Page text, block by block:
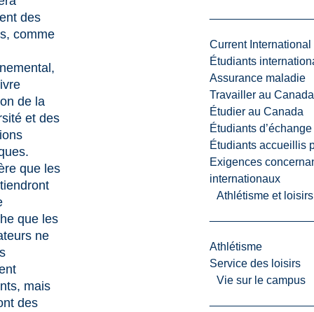
Current International
Étudiants
Assurance maladie
Travailler au Canada
Étudier au Canada
Étudiants
Étudiants accueillis
Exigences
internationaux
Athlétisme et
Athlétisme
Service des loisirs
Vie sur le campus
des
comme
de la
et des
que les
que les
ne
mais
des